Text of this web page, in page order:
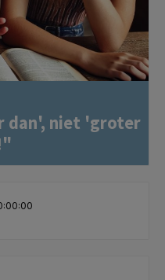
dan', niet 'groter